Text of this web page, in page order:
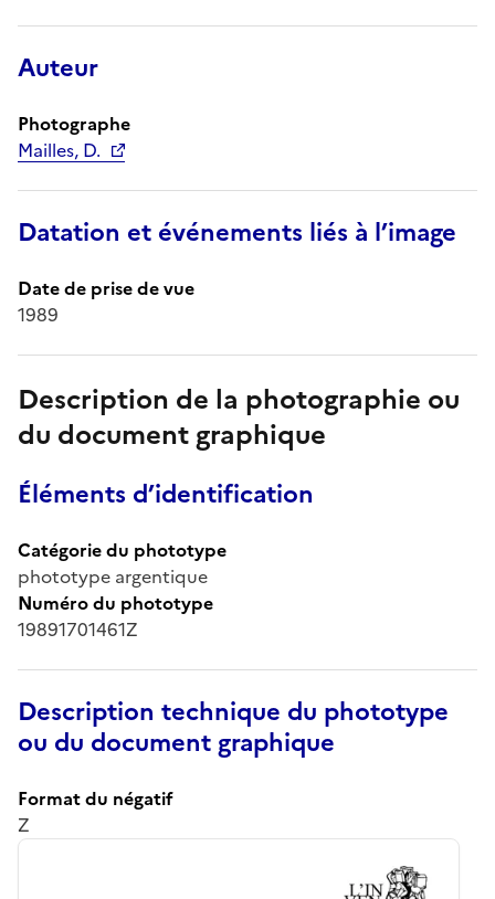
Auteur
Photographe
Mailles, D.
Datation et événements liés à l’image
Date de prise de vue
1989
Description de la photographie ou
du document graphique
Éléments d’identification
Catégorie du phototype
phototype argentique
Numéro du phototype
19891701461Z
Description technique du phototype
ou du document graphique
Format du négatif
Z